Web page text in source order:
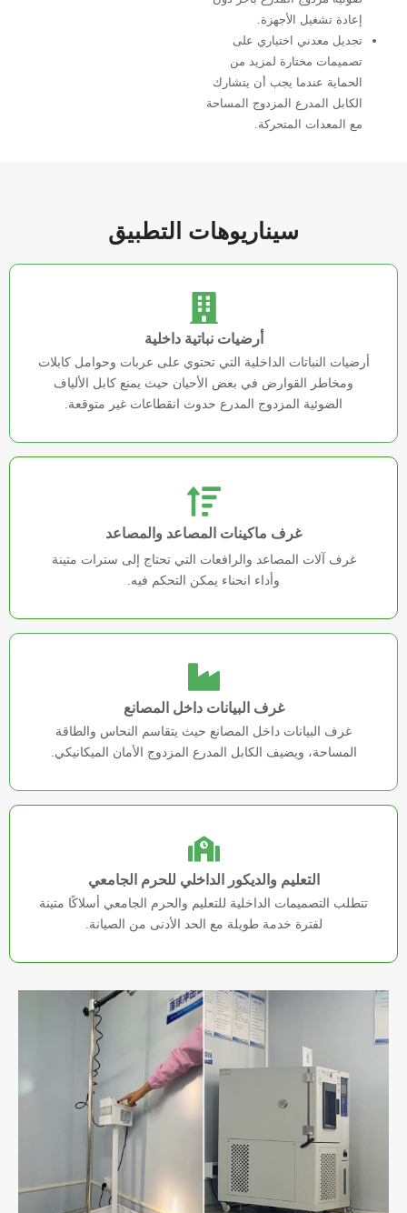
إعادة تشغيل الأجهزة.
تجديل معدني اختياري على
تصميمات مختارة لمزيد من
الحماية عندما يجب أن يتشارك
الكابل المدرع المزدوج المساحة
مع المعدات المتحركة.
سيناريوهات التطبيق
أرضيات نباتية داخلية
أرضيات النباتات الداخلية التي تحتوي على عربات وحوامل كابلات
ومخاطر القوارض في بعض الأحيان حيث يمنع كابل الألياف
الضوئية المزدوج المدرع حدوث انقطاعات غير متوقعة.
غرف ماكينات المصاعد والمصاعد
غرف آلات المصاعد والرافعات التي تحتاج إلى سترات متينة
وأداء انحناء يمكن التحكم فيه.
غرف البيانات داخل المصانع
غرف البيانات داخل المصانع حيث يتقاسم النحاس والطاقة
المساحة، ويضيف الكابل المدرع المزدوج الأمان الميكانيكي.
التعليم والديكور الداخلي للحرم الجامعي
تتطلب التصميمات الداخلية للتعليم والحرم الجامعي أسلاكًا متينة
لفترة خدمة طويلة مع الحد الأدنى من الصيانة.